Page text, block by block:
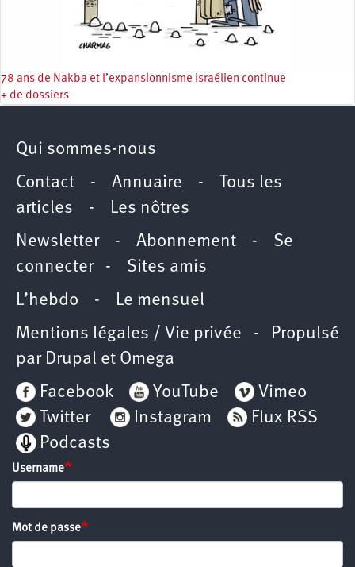
78 ans de Nakba et l’expansionnisme israélien continue
+ de dossiers
Qui sommes-nous
Contact - Annuaire -
Tous les
articles - Les nôtres
Newsletter- Abonnement - Se
connecter- Sites amis
L’hebdo - Le mensuel
Mentions légales / Vie privée - Propulsé
par Drupal et Omega
Facebook
YouTube
Vimeo
Twitter
Instagram
Flux RSS
Podcasts
Username
Mot de passe